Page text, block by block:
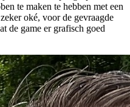
te maken te hebben met een
oké, voor de gevraagde
de game er grafisch goed